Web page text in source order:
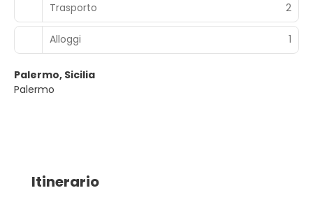
Trasporto 2
Alloggi 1
Palermo, Sicilia
Palermo
Itinerario